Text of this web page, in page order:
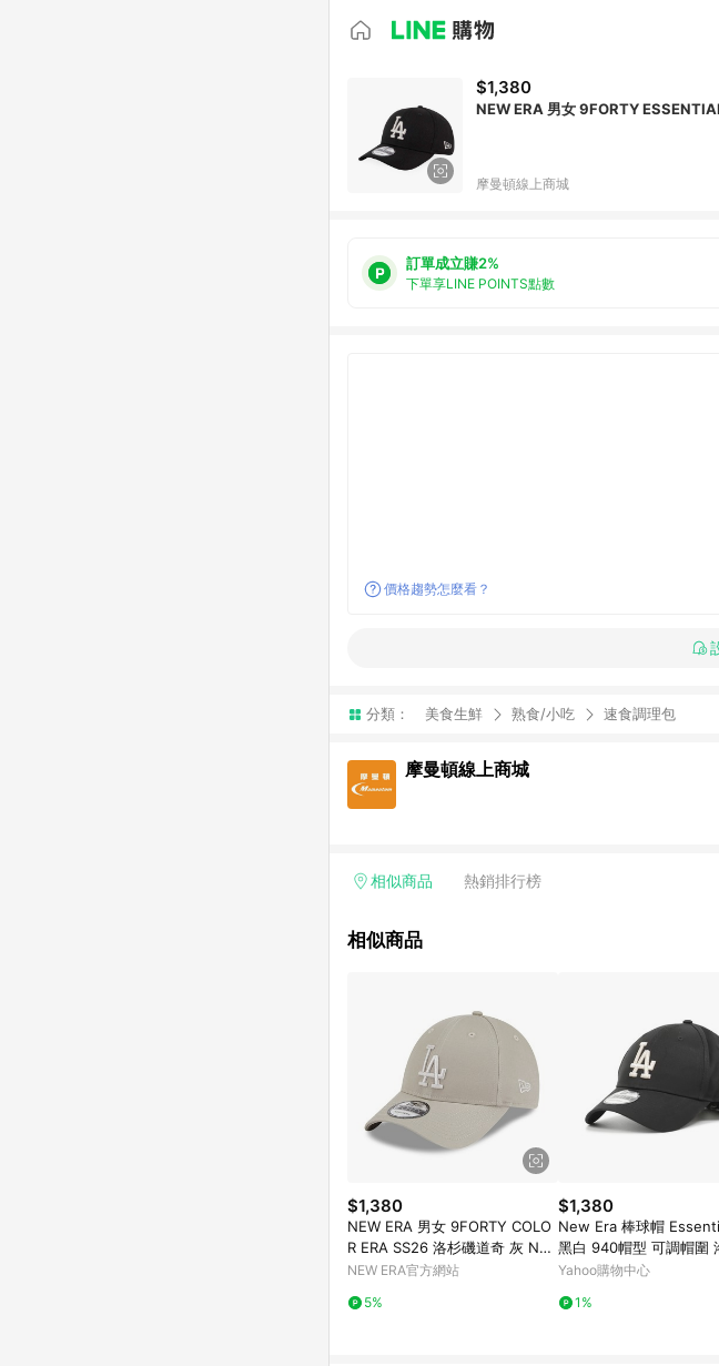
$1,380
NEW ERA 男女 9FORTY
摩曼頓線上商城
訂單成立賺2%
下單享LINE POINTS點數
價格趨勢怎麼看？
分類： 美食生鮮 熟食/小吃 速食調理包
摩曼頓線上商城
相似商品 熱銷排行榜
相似商品
$1,380
NEW ERA 男女 9FORTY COLO
R ERA SS26 洛杉磯道奇 灰 NE1
4889195
NEW ERA官方網站
5%
$1,380
New Era 棒球帽
黑白 940帽型 可調帽圍
道奇 LAD 老帽 帽子
Yahoo購物中心
1%